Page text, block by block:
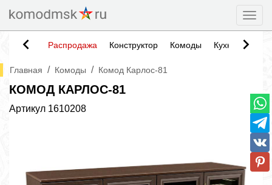
Распродажа Конструктор Комоды Кухни
Главная / Комоды / Комод Карлос-81
КОМОД КАРЛОС-81
Артикул 1610208